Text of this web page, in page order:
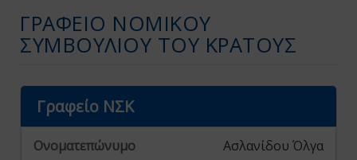
ΓΡΑΦΕΊΟ ΝΟΜΙΚΟΎ
ΣΥΜΒΟΥΛΊΟΥ ΤΟΥ ΚΡΆΤΟΥΣ
Γραφείο ΝΣΚ
Ασλανίδου Όλγα